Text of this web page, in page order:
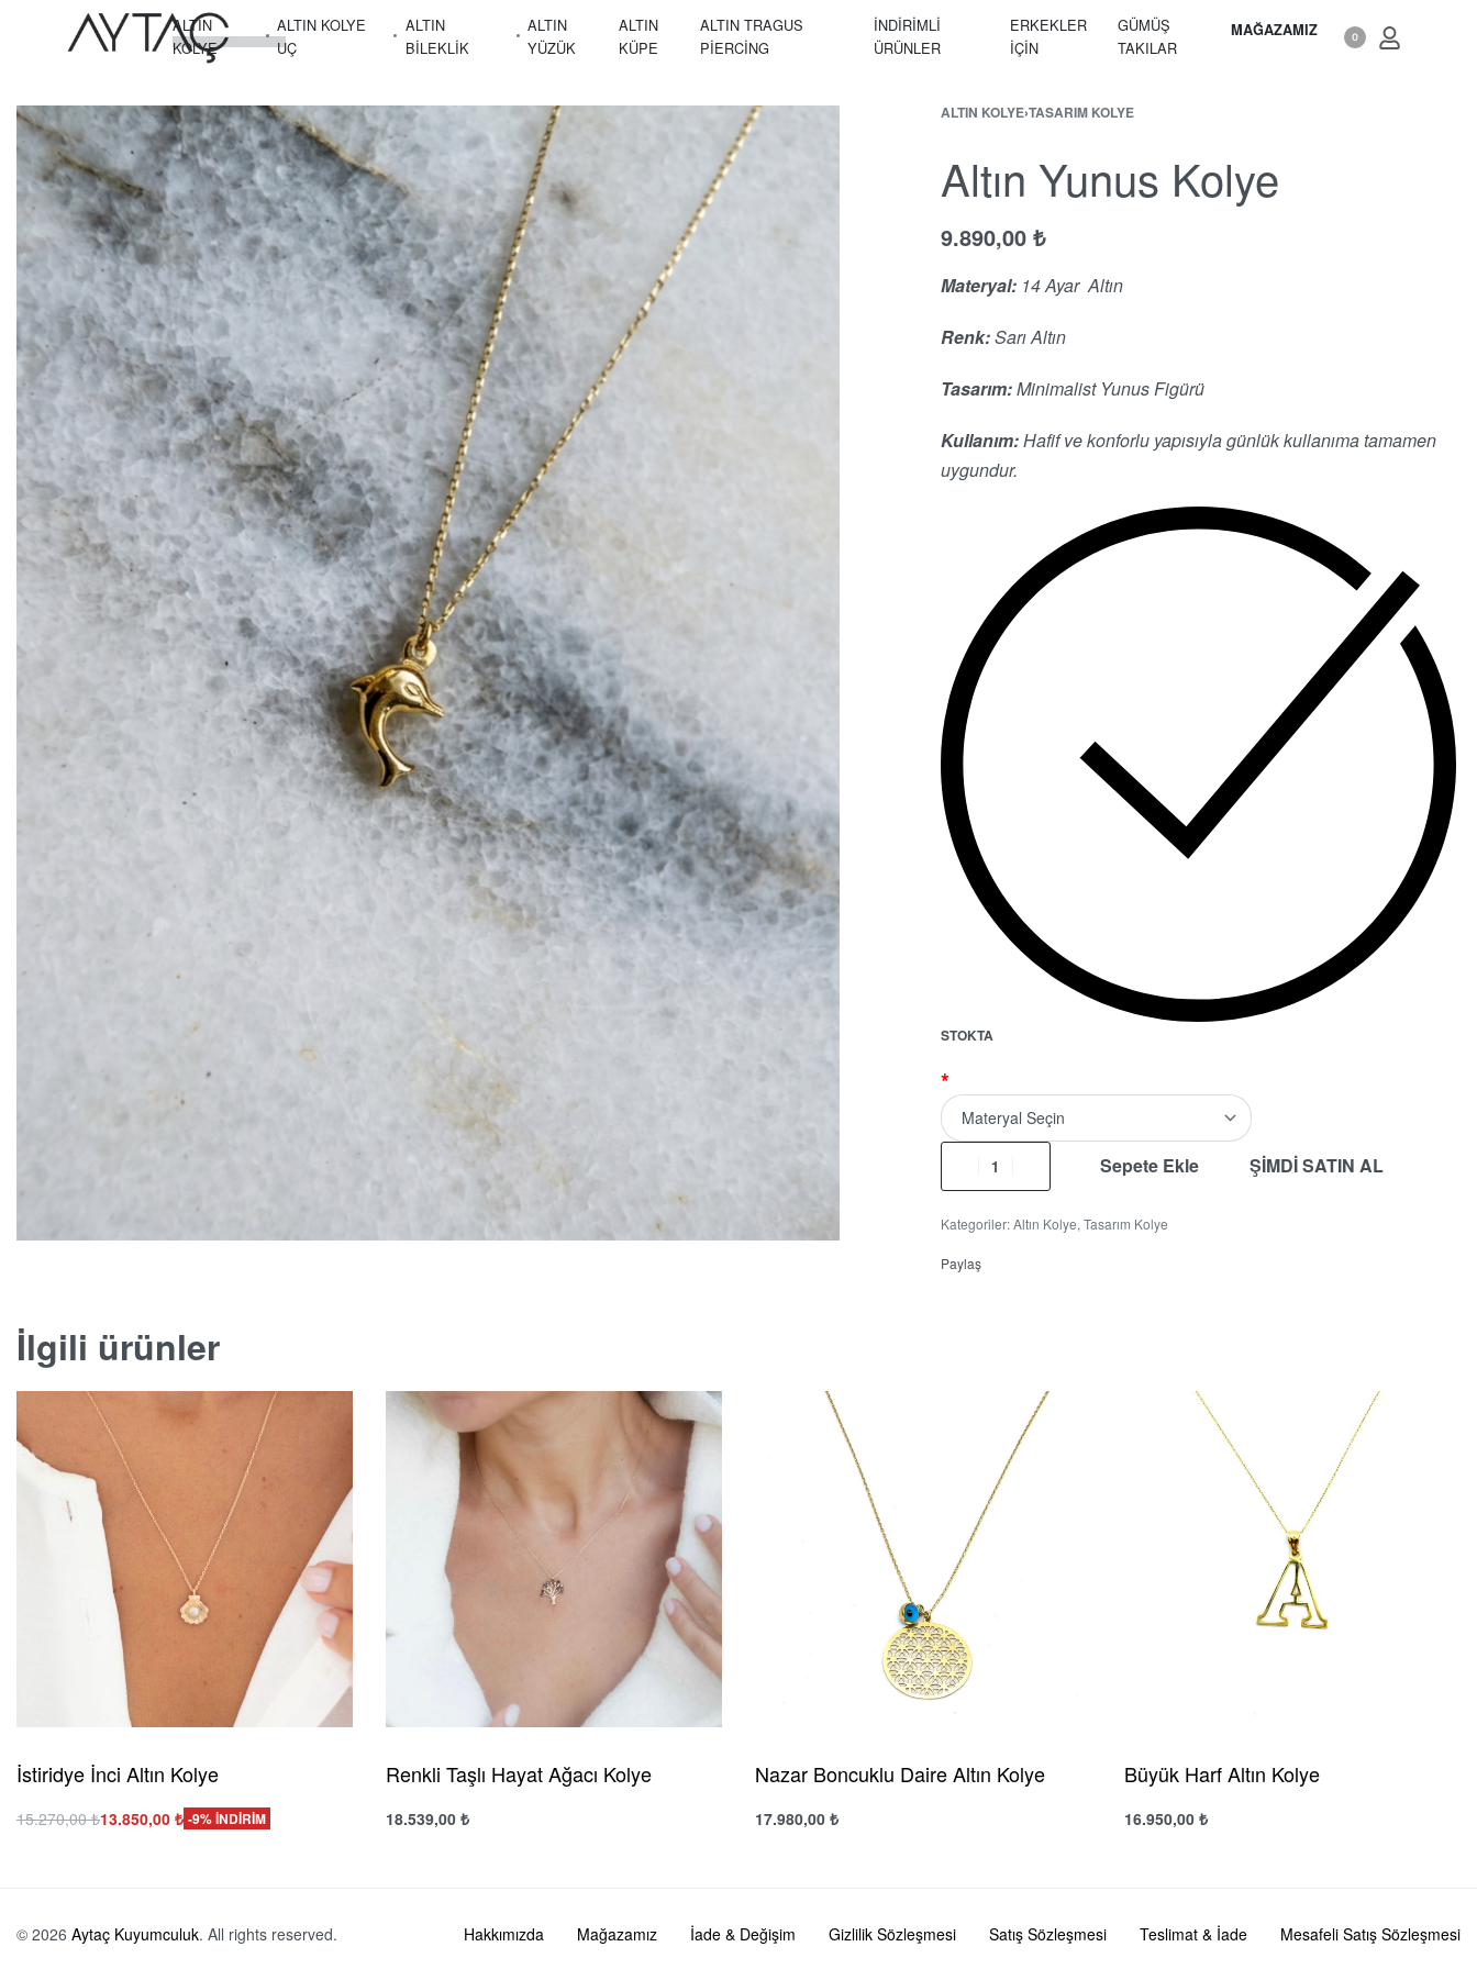
ALTIN
KOLYE
ALTIN KOLYE
UÇ
ALTIN
BILEKLIK
ALTIN
YÜZÜK
ALTIN
KÜPE
ALTIN TRAGUS
PIERCING
İNDİRİMLİ
ÜRÜNLER
ERKEKLER
İÇIN
GÜMÜŞ
TAKILAR
MAĞAZAMIZ 0
ALTIN KOLYE›TASARIM KOLYE
Altın Yunus Kolye
9.890,00 ₺
Materyal:14 Ayar Altın
Renk:Sarı Altın
Tasarım:Minimalist Yunus Figürü
Kullanım:Hafif ve konforlu yapısıyla günlük kullanıma tamamen
uygundur.
STOKTA
*
Sepete Ekle ŞİMDİ SATIN AL
Kategoriler:Altın Kolye, Tasarım Kolye
Paylaş
İlgili ürünler
İstiridye İnci Altın Kolye
15.270,00₺13.850,00 ₺ -9% İNDİRİM
Renkli Taşlı Hayat Ağacı Kolye
18.539,00 ₺
Nazar Boncuklu Daire Altın Kolye
17.980,00 ₺
Büyük Harf Altın Kolye
16.950,00 ₺
© 2026 Aytaç Kuyumculuk. All rights reserved. Hakkımızda Mağazamız İade & Değişim Gizlilik Sözleşmesi Satış Sözleşmesi Teslimat & İade Mesafeli Satış Sözleşmesi